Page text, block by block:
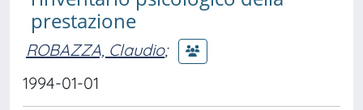
prestazione
ROBAZZA, Claudio;
1994-01-01